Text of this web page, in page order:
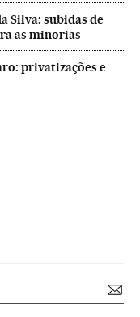
Silva: subidas de
as minorias
privatizações e